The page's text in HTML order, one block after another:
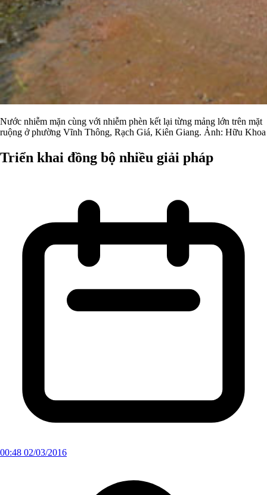
Nước nhiễm mặn cùng với nhiễm phèn kết lại từng mảng lớn trên mặt
ruộng ở phường Vĩnh Thông, Rạch Giá, Kiên Giang. Ảnh: Hữu Khoa
Triển khai đồng bộ nhiều giải pháp
00:48 02/03/2016